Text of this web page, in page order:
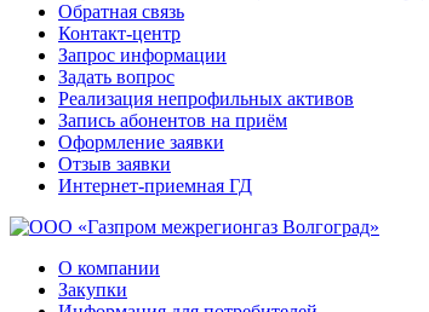
Обратная связь
Контакт-центр
Запрос информации
Задать вопрос
Реализация непрофильных активов
Запись абонентов на приём
Оформление заявки
Отзыв заявки
Интернет-приемная ГД
О компании
Закупки